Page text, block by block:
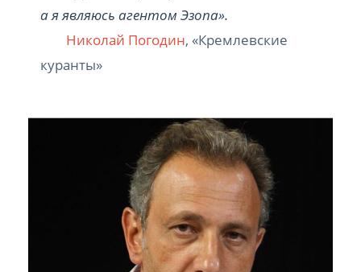
а я являюсь агентом Эзопа».
Николай Погодин, «Кремлевские
куранты»